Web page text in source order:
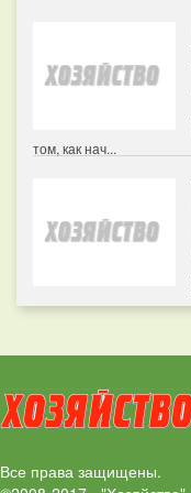
том, как нач...
Все права защищены.